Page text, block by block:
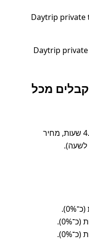
Daytrip private
Daytrip
מכל
הסעה פרטית: זמן ממוצע 4.6 שעות, מחיר